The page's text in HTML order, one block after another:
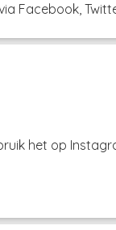
Facebook,
het op